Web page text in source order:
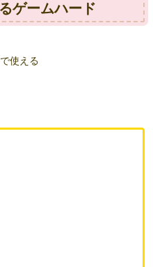
ゲームハード
使える